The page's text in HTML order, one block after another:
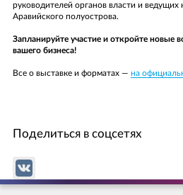
руководителей органов власти и ведущих
Аравийского полуострова.
Запланируйте участие и откройте новые
вашего бизнеса!
Все о выставке и форматах — на
Поделиться в соцсетях
Текст сообщения
Да, я согласен на обработку
Email
Текст сообщения
Ваш отзыв
Прикрепить файл отзыва
E-mail